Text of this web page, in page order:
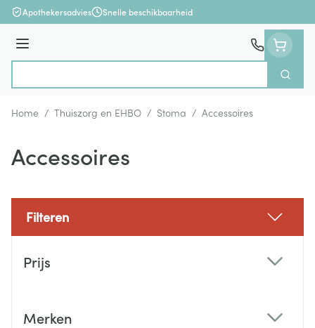
Ga naar de inhoud
Apothekersadvies Snelle beschikbaarheid
Menu
Zoek
Home / Thuiszorg en EHBO / Stoma / Accessoires
Accessoires
Filteren
Prijs
Merken